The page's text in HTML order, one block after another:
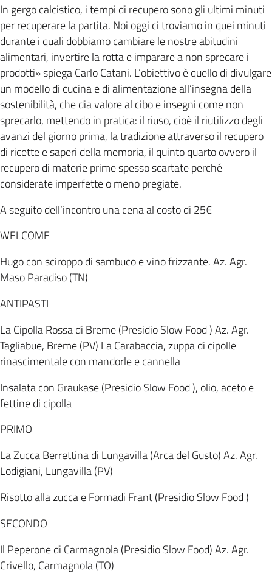
In gergo calcistico, i tempi di recupero sono gli ultimi minuti
per recuperare la partita. Noi oggi ci troviamo in quei minuti
durante i quali dobbiamo cambiare le nostre abitudini
alimentari, invertire la rotta e imparare a non sprecare i
prodotti» spiega Carlo Catani. L’obiettivo è quello di divulgare
un modello di cucina e di alimentazione all’insegna della
sostenibilità, che dia valore al cibo e insegni come non
sprecarlo, mettendo in pratica: il riuso, cioè il riutilizzo degli
avanzi del giorno prima, la tradizione attraverso il recupero
di ricette e saperi della memoria, il quinto quarto ovvero il
recupero di materie prime spesso scartate perché
considerate imperfette o meno pregiate.
A seguito dell’incontro una cena al costo di 25€
WELCOME
Hugo con sciroppo di sambuco e vino frizzante. Az. Agr.
Maso Paradiso (TN)
ANTIPASTI
La Cipolla Rossa di Breme (Presidio Slow Food ) Az. Agr.
Tagliabue, Breme (PV) La Carabaccia, zuppa di cipolle
rinascimentale con mandorle e cannella
Insalata con Graukase (Presidio Slow Food ), olio, aceto e
fettine di cipolla
PRIMO
La Zucca Berrettina di Lungavilla (Arca del Gusto) Az. Agr.
Lodigiani, Lungavilla (PV)
Risotto alla zucca e Formadi Frant (Presidio Slow Food )
SECONDO
Il Peperone di Carmagnola (Presidio Slow Food) Az. Agr.
Crivello, Carmagnola (TO)